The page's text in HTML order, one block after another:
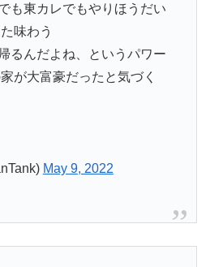
も東カレでもやりほうだい
味わう
るんだよね、というパワー
が大富豪だったと気づく
May 9, 2022